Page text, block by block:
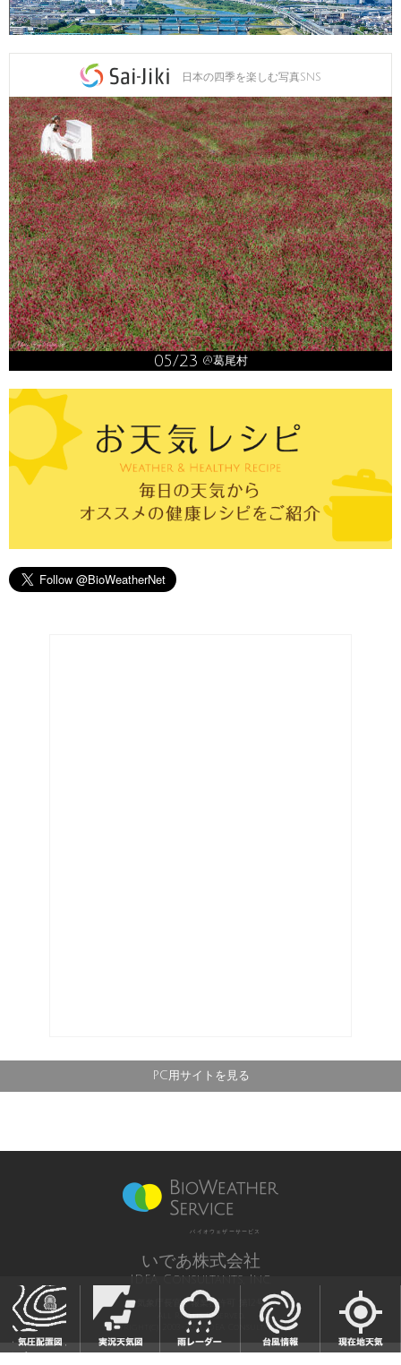
日本の四季を楽しむ写真SNS
05/23 @葛尾村
PC用サイトを見る
バイオウェザーサービス
いであ株式会社
IDEA Consultants, Inc.
気象庁長官予報業務許可 第12号
All Rights Reserved,
Copyright(c) 2003-2021 IDEA Consultants,Inc